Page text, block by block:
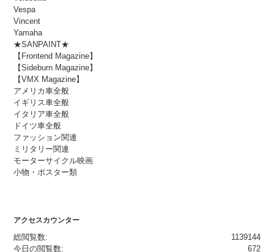
Vespa
Vincent
Yamaha
★SANPAINT★
【Frontend Magazine】
【Sideburn Magazine】
【VMX Magazine】
アメリカ車全般
イギリス車全般
イタリア車全般
ドイツ車全般
ファッション関連
ミリタリー関連
モーターサイクル映画
小物・ポスター類
アクセスカウンター
1139144
総閲覧数:
672
今日の閲覧数: